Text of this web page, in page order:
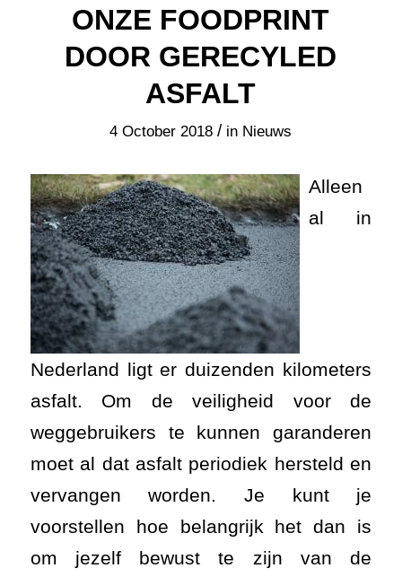
ONZE FOODPRINT
DOOR GERECYLED
ASFALT
4 October 2018 / in Nieuws
Alleen
al in
Nederland ligt er duizenden kilometers
asfalt. Om de veiligheid voor de
weggebruikers te kunnen garanderen
moet al dat asfalt periodiek hersteld en
vervangen worden. Je kunt je
voorstellen hoe belangrijk het dan is
om jezelf bewust te zijn van de